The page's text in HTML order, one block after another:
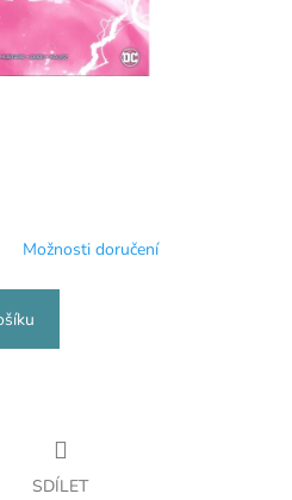
Možnosti doručení
SDÍLET